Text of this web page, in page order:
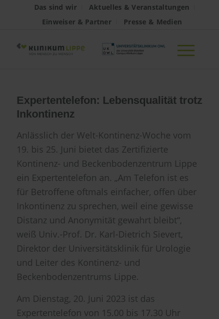
Das sind wir
Aktuelles & Veranstaltungen
Einweiser & Partner
Presse & Medien
Expertentelefon: Lebensqualität trotz
Inkontinenz
Anlässlich der Welt-Kontinenz-Woche vom
19. bis 25. Juni bietet das Zertifizierte
Kontinenz- und Beckenbodenzentrum Lippe
ein Expertentelefon an. „Am Telefon ist es
für Betroffene oftmals einfacher, offen über
Inkontinenz zu sprechen, weil eine gewisse
Distanz und Anonymität gewahrt bleibt“,
weiß Univ.-Prof. Dr. Karl-Dietrich Sievert,
Direktor der Universitätsklinik für Urologie
und Leiter des Kontinenz- und
Beckenbodenzentrums Lippe.
Am Dienstag, 20. Juni 2023 ist das
Expertentelefon von 15.00 bis 17.30 Uhr